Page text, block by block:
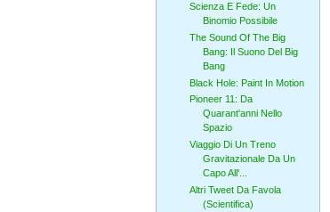
Scienza E Fede: Un
Binomio Possibile
The Sound Of The Big
Bang: Il Suono Del Big
Bang
Black Hole: Paint In Motion
Pioneer 11: Da
Quarant'anni Nello
Spazio
Viaggio Di Un Treno
Gravitazionale Da Un
Capo All'...
Altri Tweet Da Favola
(Scientifica)